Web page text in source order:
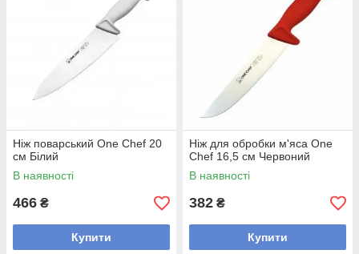
Ніж поварський One Chef 20
см Білий
В наявності
466 ₴
Купити
Ніж для обробки м'яса One
Chef 16,5 см Червоний
В наявності
382 ₴
Купити